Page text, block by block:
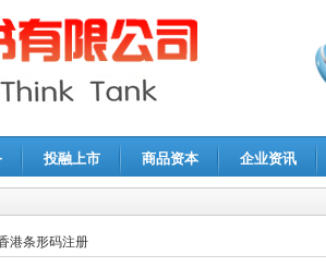
投融上市 商品资本 企业资讯
港条形码注册